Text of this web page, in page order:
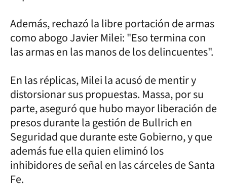
Además, rechazó la libre portación de armas
como abogo Javier Milei: "Eso termina con
las armas en las manos de los delincuentes".
En las réplicas, Milei la acusó de mentir y
distorsionar sus propuestas. Massa, por su
parte, aseguró que hubo mayor liberación de
presos durante la gestión de Bullrich en
Seguridad que durante este Gobierno, y que
además fue ella quien eliminó los
inhibidores de señal en las cárceles de Santa
Fe.